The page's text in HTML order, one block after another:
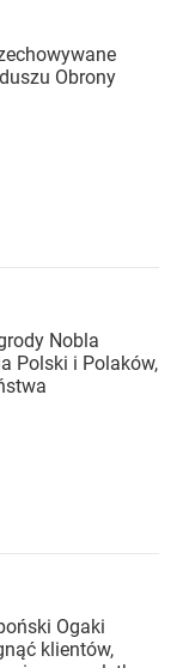
Obrony
Nobla
Polski i Polaków,
Ogaki
klientów,